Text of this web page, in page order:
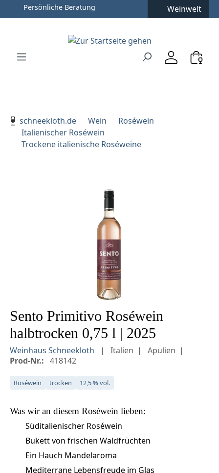
Zum Hauptinhalt springen
Zur Hauptnavigation springen
Weinwelt
schneekloth.de
Wein
Roséwein
Italienischer Roséwein
Trockene italienische Roséweine
Bildergalerie überspringen
Sento Primitivo Roséwein
halbtrocken 0,75 l | 2025
Weinhaus Schneekloth Italien
Apulien
Prod-Nr.: 418142
Roséwein trocken 12,5 % vol.
Was wir an diesem Roséwein lieben:
Süditalienischer Roséwein
Bukett von frischen Waldfrüchten
Ein Hauch Mandelaroma
Mediterrane Lebensfreude im Glas